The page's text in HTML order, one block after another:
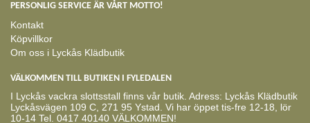
PERSONLIG SERVICE ÄR VÅRT MOTTO!
Kontakt
Köpvillkor
Om oss i Lyckås Klädbutik
VÄLKOMMEN TILL BUTIKEN I FYLEDALEN
I Lyckås vackra slottsstall finns vår butik. Adress: Lyckås Klädbutik
Lyckåsvägen 109 C, 271 95 Ystad. Vi har öppet tis-fre 12-18, lör
10-14 Tel. 0417 40140 VÄLKOMMEN!